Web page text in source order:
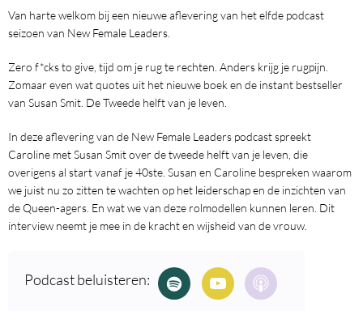
Van harte welkom bij een nieuwe aflevering van het elfde podcast
seizoen van New Female Leaders.
Zero f*cks to give, tijd om je rug te rechten. Anders krijg je rugpijn.
Zomaar even wat quotes uit het nieuwe boek en de instant bestseller
van Susan Smit. De Tweede helft van je leven.
In deze aflevering van de New Female Leaders podcast spreekt
Caroline met Susan Smit over de tweede helft van je leven, die
overigens al start vanaf je 40ste. Susan en Caroline bespreken waarom
we juist nu zo zitten te wachten op het leiderschap en de inzichten van
de Queen-agers. En wat we van deze rolmodellen kunnen leren. Dit
interview neemt je mee in de kracht en wijsheid van de vrouw.
Podcast beluisteren: